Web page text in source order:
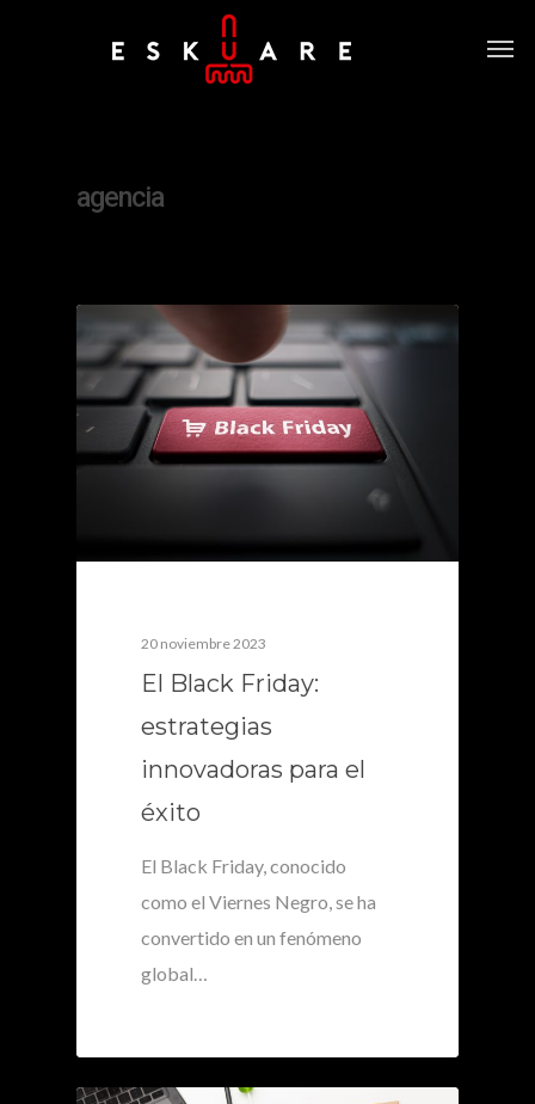
agencia
20 noviembre 2023
El Black Friday:
estrategias
innovadoras para el
éxito
El Black Friday, conocido
como el Viernes Negro, se ha
convertido en un fenómeno
global…